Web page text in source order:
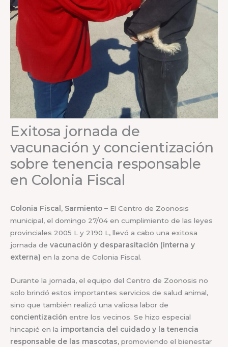
Exitosa jornada de
vacunación y concientización
sobre tenencia responsable
en Colonia Fiscal
Colonia Fiscal, Sarmiento – El Centro de Zoonosis
municipal, el domingo 27/04 en cumplimiento de las leyes
provinciales 2005 L y 2190 L, llevó a cabo una exitosa
jornada de vacunación y desparasitación (interna y
externa) en la zona de Colonia Fiscal.
Durante la jornada, el equipo del Centro de Zoonosis no
solo brindó estos importantes servicios de salud animal,
sino que también realizó una valiosa labor de
concientización entre los vecinos. Se hizo especial
hincapié en la importancia del cuidado y la tenencia
responsable de las mascotas, promoviendo el bienestar